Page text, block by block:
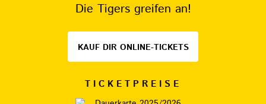
Die Tigers greifen an!
KAUF DIR ONLINE-TICKETS
TICKETPREISE